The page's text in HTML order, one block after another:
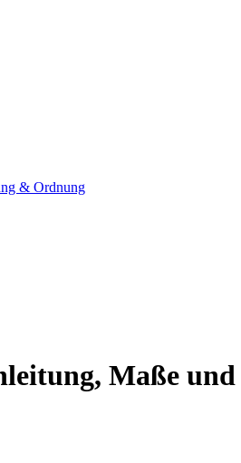
& Ordnung
Maße